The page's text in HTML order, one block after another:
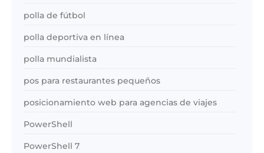
polla de fútbol
polla deportiva en línea
polla mundialista
pos para restaurantes pequeños
posicionamiento web para agencias de viajes
PowerShell
PowerShell 7